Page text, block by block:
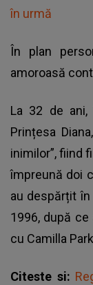
în urmă
În plan
amoroasă
La 32 de
Prințesa Diana
inimilor”, fiind
împreună doi
au despărțit în
1996, după
cu Camilla
Citeste si: